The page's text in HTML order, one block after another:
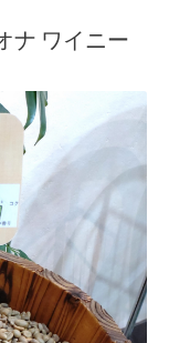
ナ ワイニー